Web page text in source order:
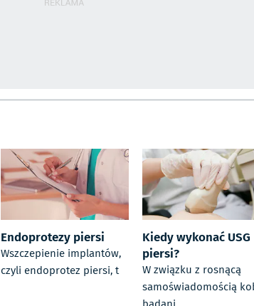
Endoprotezy piersi
Wszczepienie implantów,
czyli endoprotez piersi, t
Kiedy wykonać USG
piersi?
W związku z rosnącą
samoświadomością